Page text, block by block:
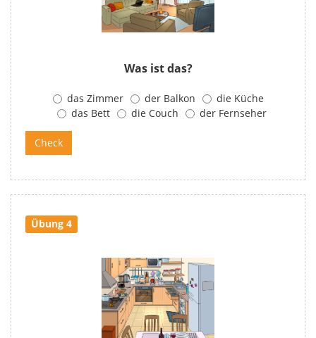
Was ist das?
das Zimmer der Balkon
die Küche
das Bett
die Couch der Fernseher
Übung 4